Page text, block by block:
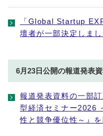
「Global Startup
壇者が一部決定しまし
6月23日公開の報道発表
報道発表資料の一部
型経済セミナー2026
性と競争優位性～』